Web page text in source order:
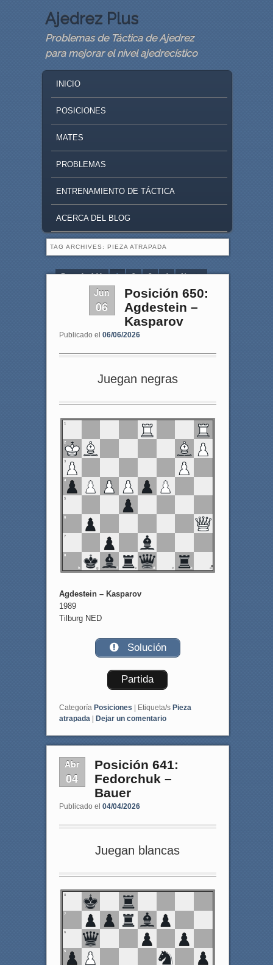
Ajedrez Plus
Problemas de Táctica de Ajedrez
para mejorar el nivel ajedrecístico
SKIP TO PRIMARY CONTENT
SKIP TO SECONDARY CONTENT
INICIO
POSICIONES
MATES
PROBLEMAS
ENTRENAMIENTO DE TÁCTICA
ACERCA DEL BLOG
TAG ARCHIVES: PIEZA ATRAPADA
Page 1 of 11 1 2 3 4
Next ›
Jun
06
Posición 650:
Agdestein –
Kasparov
Publicado el 06/06/2026
Juegan negras
1
2
3
4
5
6
7
8
h g e d c b a
Agdestein – Kasparov
1989
Tilburg NED
Solución
Partida
Categoría Posiciones | Etiqueta/s Pieza
atrapada | Dejar un comentario
Abr
04
Posición 641:
Fedorchuk –
Bauer
Publicado el 04/04/2026
Juegan blancas
8
7
6
5